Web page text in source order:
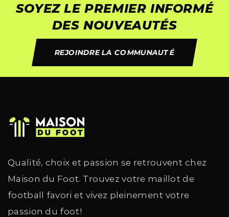
SOYEZ LE PREMIER INFORMÉ
DES NOUVEAUTÉS
REJOINDRE LA COMMUNAUTÉ
Qualité, choix et passion se retrouvent chez
Maison du Foot. Trouvez votre maillot de
football favori et vivez pleinement votre
passion du foot!